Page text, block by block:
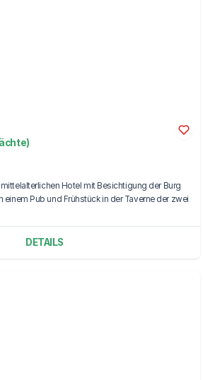
Hotel mit Besichtigung der Burg
einem Pub und Frühstück in der Taverne der zwei
DETAILS